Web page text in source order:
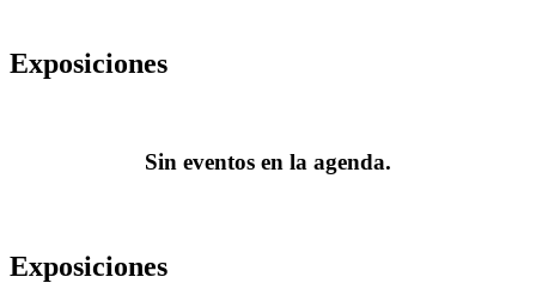
Exposiciones
Sin eventos en la agenda.
Exposiciones